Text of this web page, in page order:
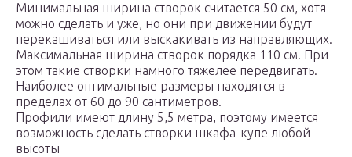
Минимальная ширина створок считается 50 см, хотя
можно сделать и уже, но они при движении будут
перекашиваться или выскакивать из направляющих.
Максимальная ширина створок порядка 110 см. При
этом такие створки намного тяжелее передвигать.
Наиболее оптимальные размеры находятся в
пределах от 60 до 90 сантиметров.
Профили имеют длину 5,5 метра, поэтому имеется
возможность сделать створки шкафа-купе любой
высоты